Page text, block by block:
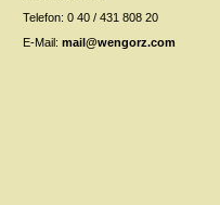
Telefon: 0 40 / 431 808 20
E-Mail: mail@wengorz.com